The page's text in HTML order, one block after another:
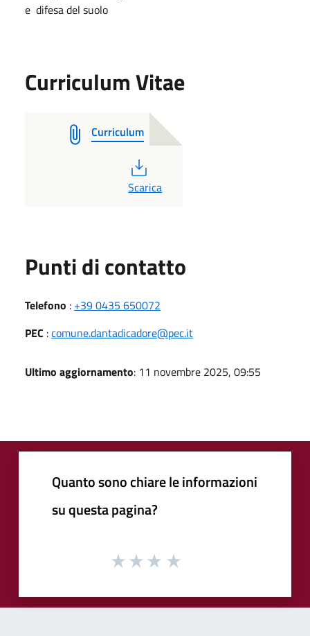
e difesa del suolo
Curriculum Vitae
Curriculum
PDF
Scarica
Punti di contatto
Telefono : +39 0435 650072
PEC :comune.dantadicadore@pec.it
Ultimo aggiornamento: 11 novembre 2025, 09:55
Quanto sono chiare le informazioni
su questa pagina?